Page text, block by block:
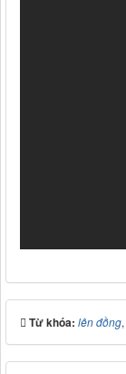
Từ khóa: lên đồng,